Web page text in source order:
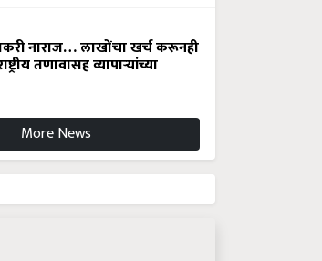
नाराज… लाखोंचा खर्च करूनही
तणावासह व्यापाऱ्यांच्या
More News